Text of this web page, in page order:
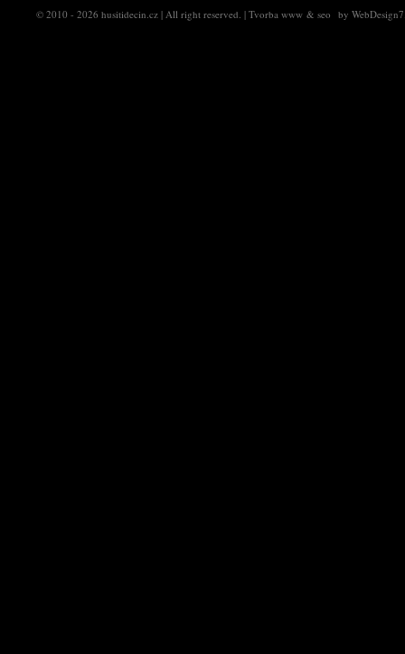
© 2010 - 2026 husitidecin.cz | All right reserved. | Tvorba www & seo by